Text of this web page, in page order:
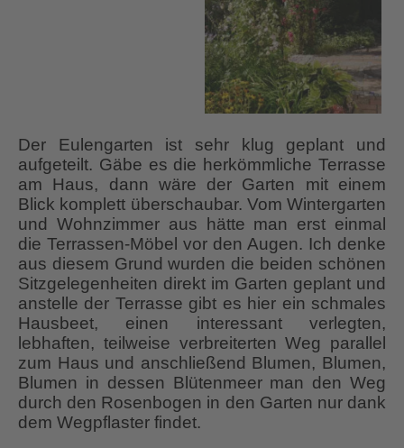
Der Eulengarten ist sehr klug geplant und
aufgeteilt. Gäbe es die herkömmliche Terrasse
am Haus, dann wäre der Garten mit einem
Blick komplett überschaubar. Vom Wintergarten
und Wohnzimmer aus hätte man erst einmal
die Terrassen-Möbel vor den Augen. Ich denke
aus diesem Grund wurden die beiden schönen
Sitzgelegenheiten direkt im Garten geplant und
anstelle der Terrasse gibt es hier ein schmales
Hausbeet, einen interessant verlegten,
lebhaften, teilweise verbreiterten Weg parallel
zum Haus und anschließend Blumen, Blumen,
Blumen in dessen Blütenmeer man den Weg
durch den Rosenbogen in den Garten nur dank
dem Wegpflaster findet.